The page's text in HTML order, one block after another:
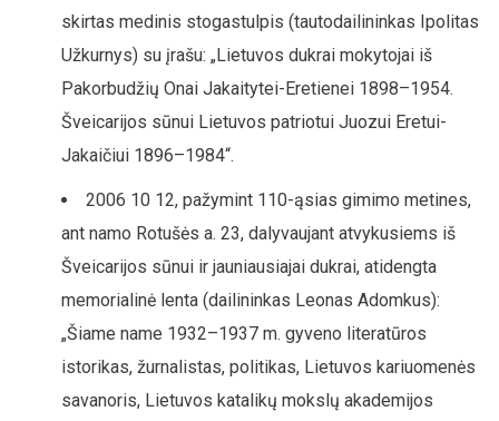
skirtas medinis stogastulpis (tautodailininkas Ipolitas
Užkurnys) su įrašu: „Lietuvos dukrai mokytojai iš
Pakorbudžių Onai Jakaitytei-Eretienei 1898–1954.
Šveicarijos sūnui Lietuvos patriotui Juozui Eretui-
Jakaičiui 1896–1984“.
2006 10 12, pažymint 110-ąsias gimimo metines,
ant namo Rotušės a. 23, dalyvaujant atvykusiems iš
Šveicarijos sūnui ir jauniausiajai dukrai, atidengta
memorialinė lenta (dailininkas Leonas Adomkus):
„Šiame name 1932–1937 m. gyveno literatūros
istorikas, žurnalistas, politikas, Lietuvos kariuomenės
savanoris, Lietuvos katalikų mokslų akademijos